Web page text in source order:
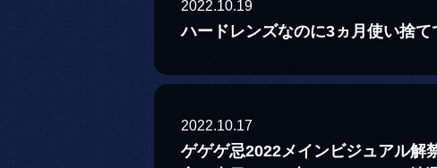
2022.10.19
ハードレンズなのに3ヵ月使い捨
2022.10.17
ゲゲゲ忌2022メインビジュアル解